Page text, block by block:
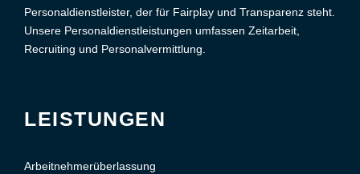
Personaldienstleister, der für Fairplay und Transparenz steht.
Unsere Personaldienstleistungen umfassen Zeitarbeit,
Recruiting und Personalvermittlung.
LEISTUNGEN
Arbeitnehmerüberlassung